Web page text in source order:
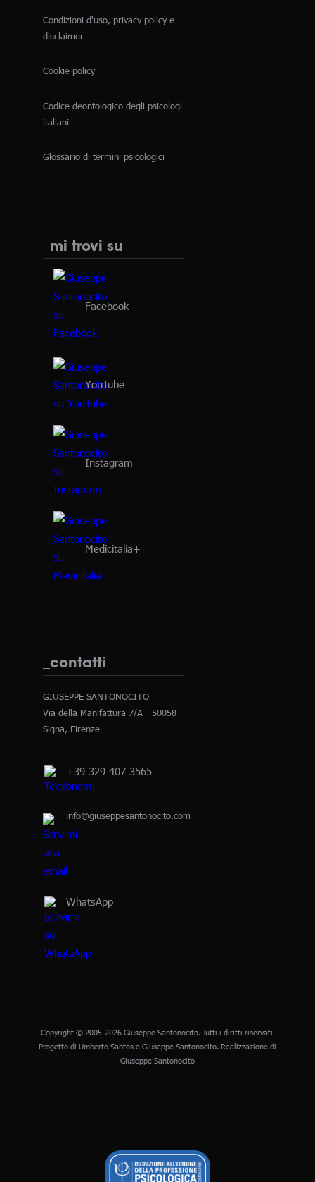
Condizioni d'uso, privacy policy e
disclaimer
Cookie policy
Codice deontologico degli psicologi
italiani
Glossario di termini psicologici
_mi trovi su
Facebook
YouTube
Instagram
Medicitalia+
_contatti
GIUSEPPE SANTONOCITO
Via della Manifattura 7/A - 50058
Signa, Firenze
+39 329 407 3565
info@giuseppesantonocito.com
WhatsApp
Copyright © 2005-2026 Giuseppe Santonocito. Tutti i diritti riservati.
Progetto di Umberto Santos e Giuseppe Santonocito. Realizzazione di
Giuseppe Santonocito